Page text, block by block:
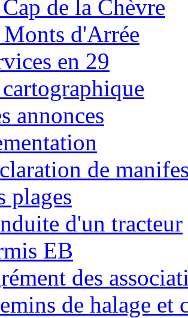
de la Chèvre
Monts d'Arrée
en 29
annonces
de
plages
d'un tracteur
EB
des
de halage et